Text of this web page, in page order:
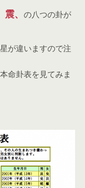
、 の八つの卦が
が違いますので注
命卦表を見てみま